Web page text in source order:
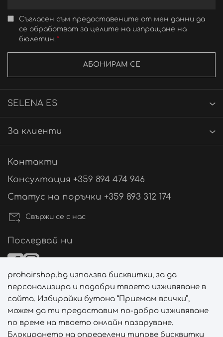
Съгласен съм предоставените от мен данни да
се обработват за целите на изпращане на
бюлетин.
АБОНИРАМ СЕ
SELENA ES
За клиенти
Контакти
Консултация +359 894 474 946
Статус на поръчки +359 893 312 174
Свържи се с нас
Последвай ни
Начини на плащане
Начини на доставка
prohairshop.bg използва бисквитки, за да
персонализира и подобри твоето изживяване в
сайта. Избирайки бутона “Приемам всички”,
можем да ти предоставим по-добро изживяване
по време на твоето онлайн пазаруване.
Блокирането на определени типове бисквитки